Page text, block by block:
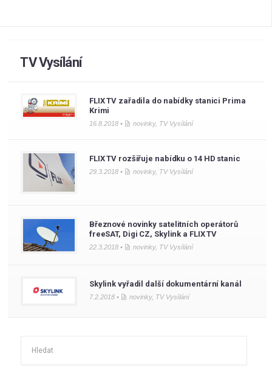
TV Vysílání
FLIX TV zařadila do nabídky stanici Prima
Krimi
16.8.2018 • novinky, TV Vysílání
FLIX TV rozšiřuje nabídku o 14 HD stanic
29.3.2018 • novinky, TV Vysílání
Březnové novinky satelitních operátorů
freeSAT, Digi CZ, Skylink a FLIX TV
22.3.2018 • novinky, TV Vysílání
Skylink vyřadil další dokumentární kanál
7.2.2018 • novinky, TV Vysílání